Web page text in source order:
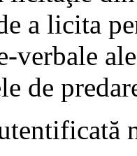
a licita
verbale
de